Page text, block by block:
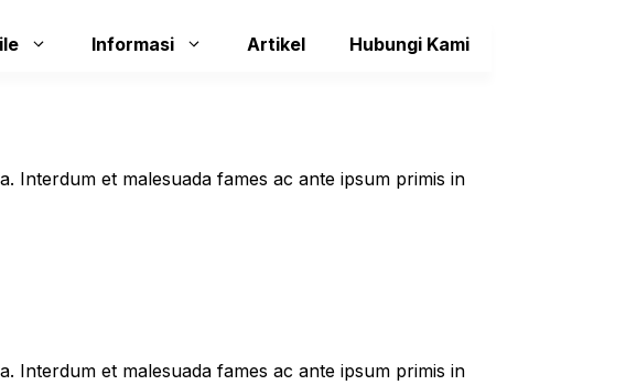
Informasi Artikel Hubungi Kami
Interdum et malesuada fames ac ante ipsum primis in
Interdum et malesuada fames ac ante ipsum primis in